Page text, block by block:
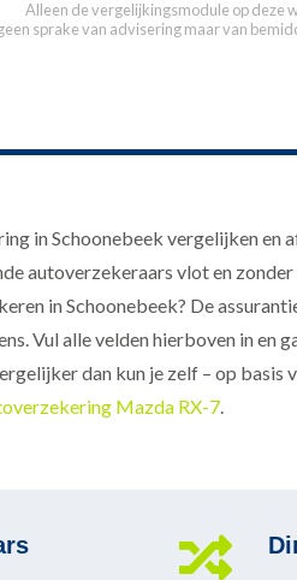
Alleen de vergelijkingsmodule op deze
sprake van advisering maar van
in Schoonebeek vergelijken en
autoverzekeraars vlot en
in Schoonebeek? De
Vul alle velden hierboven in en
dan kun je zelf – op
Mazda RX-7.